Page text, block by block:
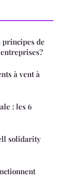
de
à vent à
: les 6
solidarity